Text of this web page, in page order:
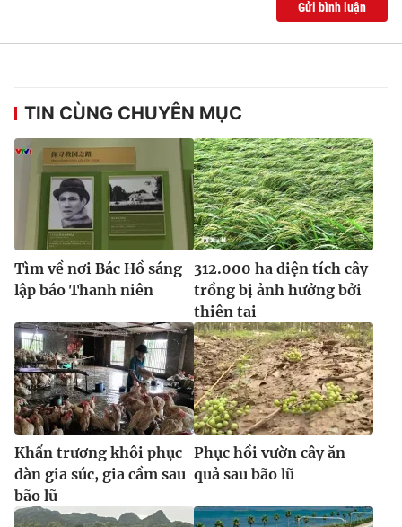
® Cấm sao chép dưới mọi hình thức nếu không có sự chấp
thuận bằng văn bản. Ghi rõ nguồn VTV.vn khi phát hành lại
thông tin từ website này.
Gửi bình luận
TIN CÙNG CHUYÊN MỤC
Tìm về nơi Bác Hồ sáng
lập báo Thanh niên
312.000 ha diện tích cây
trồng bị ảnh hưởng bởi
thiên tai
Khẩn trương khôi phục
đàn gia súc, gia cầm sau
bão lũ
Phục hồi vườn cây ăn
quả sau bão lũ